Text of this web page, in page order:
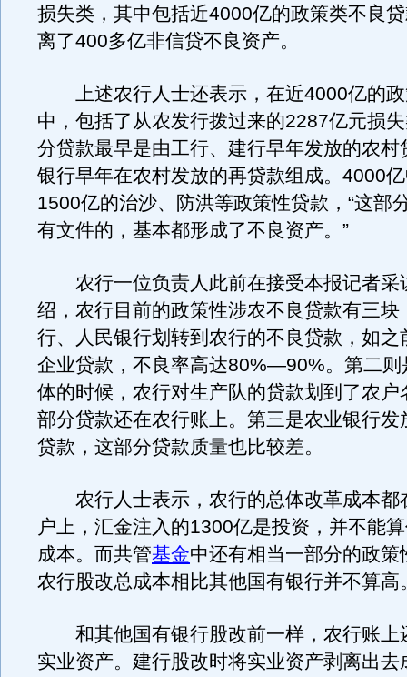
损失类，其中包括近4000亿的政策类不良
离了400多亿非信贷不良资产。
上述农行人士还表示，在近4000亿的政
中，包括了从农发行拨过来的2287亿元损
分贷款最早是由工行、建行早年发放的农村
银行早年在农村发放的再贷款组成。4000
1500亿的治沙、防洪等政策性贷款，“这部
有文件的，基本都形成了不良资产。”
农行一位负责人此前在接受本报记者采
绍，农行目前的政策性涉农不良贷款有三块
行、人民银行划转到农行的不良贷款，如之
企业贷款，不良率高达80%—90%。第二则
体的时候，农行对生产队的贷款划到了农户
部分贷款还在农行账上。第三是农业银行发
贷款，这部分贷款质量也比较差。
农行人士表示，农行的总体改革成本都
户上，汇金注入的1300亿是投资，并不能
成本。而共管基金中还有相当一部分的政策
农行股改总成本相比其他国有银行并不算高
和其他国有银行股改前一样，农行账上
实业资产。建行股改时将实业资产剥离出去